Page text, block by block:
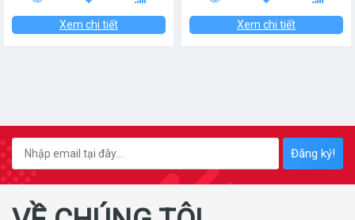
Xem chi tiết Xem chi tiết
Đăng ký!